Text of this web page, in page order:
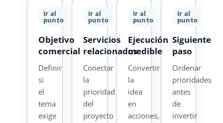
Ir al
punto
Objetivo
comercial
Definir
si
el
tema
exige
Ir al
punto
Servicios
relacionados
Conectar
la
prioridad
del
proyecto
Ir al
punto
Ejecución
medible
Convertir
la
idea
en
acciones,
Ir al
punto
Siguiente
paso
Ordenar
prioridades
antes
de
invertir